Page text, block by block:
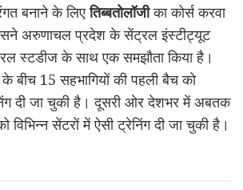
बनाने के लिएतिब्बतोलॉजीका कोर्स करवा
अरुणाचल प्रदेश के सेंट्रल इंस्टीट्यूट
स्टडीज के साथ एक समझौता किया है।
बीच 15 सहभागियों की पहली बैच को
दी जा चुकी है। दूसरी ओर देशभर में अबतक
विभिन्न सेंटरों में ऐसी ट्रेनिंग दी जा चुकी है।